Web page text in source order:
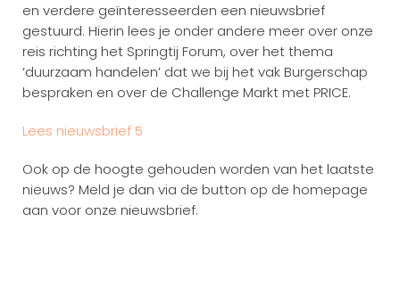
en verdere geïnteresseerden een nieuwsbrief
gestuurd. Hierin lees je onder andere meer over onze
reis richting het Springtij Forum, over het thema
‘duurzaam handelen’ dat we bij het vak Burgerschap
bespraken en over de Challenge Markt met PRICE.
Lees nieuwsbrief 5
Ook op de hoogte gehouden worden van het laatste
nieuws? Meld je dan via de button op de homepage
aan voor onze nieuwsbrief.